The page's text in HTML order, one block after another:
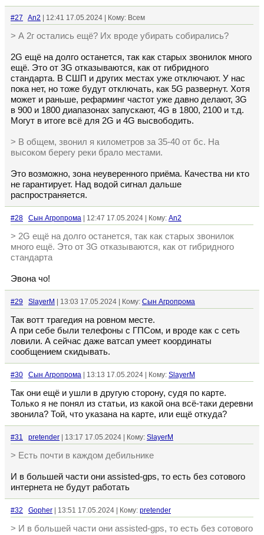
#27 An2 | 12:41 17.05.2024 | Кому: Всем
> А 2г остались ещё? Их вроде убирать собирались?
2G ещё на долго останется, так как старых звонилок много
ещё. Это от 3G отказываются, как от гибридного
стандарта. В СШП и других местах уже отключают. У нас
пока нет, но тоже будут отключать, как 5G развернут. Хотя
может и раньше, рефарминг частот уже давно делают, 3G
в 900 и 1800 диапазонах запускают, 4G в 1800, 2100 и т.д.
Могут в итоге всё для 2G и 4G высвободить.
> В общем, звонил я километров за 35-40 от бс. На
высоком берегу реки брало местами.
Это возможно, зона неуверенного приёма. Качества ни кто
не гарантирует. Над водой сигнал дальше
распространяется.
#28 Сын Агропрома | 12:47 17.05.2024 | Кому: An2
> 2G ещё на долго останется, так как старых звонилок
много ещё. Это от 3G отказываются, как от гибридного
стандарта
Эвона чо!
#29 SlayerM | 13:03 17.05.2024 | Кому: Сын Агропрома
Так вотт трагедия на ровном месте.
А при себе были телефоны с ГПСом, и вроде как с сеть
ловили. А сейчас даже ватсап умеет координаты
сообщением скидывать.
#30 Сын Агропрома | 13:13 17.05.2024 | Кому: SlayerM
Так они ещё и ушли в другую сторону, судя по карте.
Только я не понял из статьи, из какой она всё-таки деревни
звонила? Той, что указана на карте, или ещё откуда?
#31 pretender | 13:17 17.05.2024 | Кому: SlayerM
> Есть почти в каждом дебильнике
И в большей части они assisted-gps, то есть без сотового
интернета не будут работать
#32 Gopher | 13:51 17.05.2024 | Кому: pretender
> И в большей части они assisted-gps, то есть без сотового